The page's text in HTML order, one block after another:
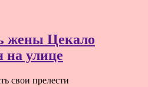
жены Цекало
на улице
свои прелести